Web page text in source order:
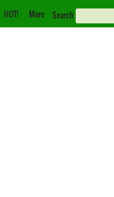
HOT! More Search